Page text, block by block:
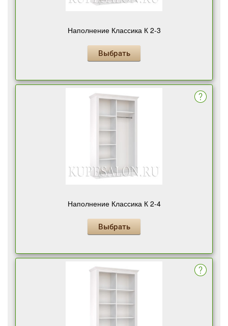
Наполнение Классика К 2-3
Выбрать
Наполнение Классика К 2-4
Выбрать